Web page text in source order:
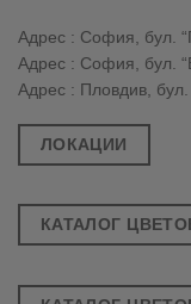
Адрес : София, бул.
Адрес : София, бул.
Адрес : Пловдив, бул.
ЛОКАЦИИ
КАТАЛОГ